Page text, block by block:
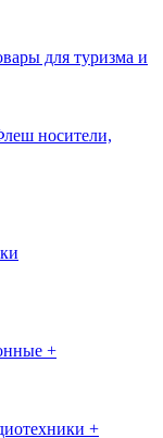
для туризма и
носители,
+